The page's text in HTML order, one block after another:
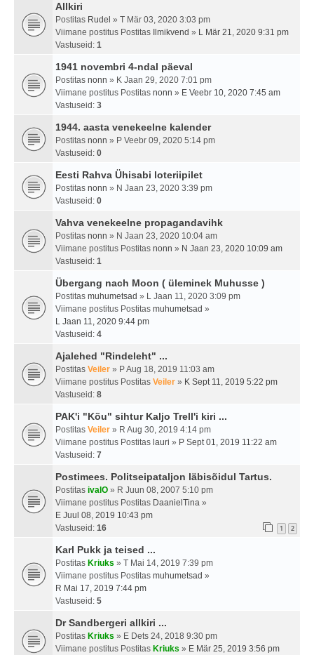
Allkiri
Postitas Rudel » T Mär 03, 2020 3:03 pm
Viimane postitus Postitas
Ilmikvend » L Mär 21, 2020 9:31 pm
Vastuseid: 1
1941 novembri 4-ndal päeval
Postitas nonn » K Jaan 29, 2020 7:01 pm
Viimane postitus Postitas nonn » E Veebr 10, 2020 7:45 am
Vastuseid: 3
1944. aasta venekeelne kalender
Postitas nonn » P Veebr 09, 2020 5:14 pm
Vastuseid: 0
Eesti Rahva Ühisabi loteriipilet
Postitas nonn » N Jaan 23, 2020 3:39 pm
Vastuseid: 0
Vahva venekeelne propagandavihk
Postitas nonn » N Jaan 23, 2020 10:04 am
Viimane postitus Postitas nonn » N Jaan 23, 2020 10:09 am
Vastuseid: 1
Übergang nach Moon ( üleminek Muhusse )
Postitas muhumetsad » L Jaan 11, 2020 3:09 pm
Viimane postitus Postitas muhumetsad »
L Jaan 11, 2020 9:44 pm
Vastuseid: 4
Ajalehed "Rindeleht" ...
Postitas Veiler » P Aug 18, 2019 11:03 am
Viimane postitus Postitas Veiler » K Sept 11, 2019 5:22 pm
Vastuseid: 8
PAK'i "Kõu" sihtur Kaljo Trell'i kiri ...
Postitas Veiler » R Aug 30, 2019 4:14 pm
Viimane postitus Postitas lauri » P Sept 01, 2019 11:22 am
Vastuseid: 7
Postimees. Politseipataljon läbisõidul Tartus.
Postitas ivalO » R Juun 08, 2007 5:10 pm
Viimane postitus Postitas DaanielTina »
E Juul 08, 2019 10:43 pm
Vastuseid: 16 1 2
Karl Pukk ja teised ...
Postitas Kriuks » T Mai 14, 2019 7:39 pm
Viimane postitus Postitas muhumetsad »
R Mai 17, 2019 7:44 pm
Vastuseid: 5
Dr Sandbergeri allkiri ...
Postitas Kriuks » E Dets 24, 2018 9:30 pm
Viimane postitus Postitas Kriuks » E Mär 25, 2019 3:56 pm